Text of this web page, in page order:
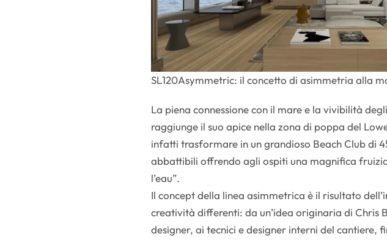
SL120Asymmetric: il concetto di asimmetria alla
La piena connessione con il mare e la vivibilità
raggiunge il suo apice nella zona di poppa del
infatti trasformare in un grandioso Beach Club di
abbattibili offrendo agli ospiti una magnifica
l’eau”.
Il concept della linea asimmetrica è il risultato
creatività differenti: da un’idea originaria di Chris
designer, ai tecnici e designer interni del cantiere,